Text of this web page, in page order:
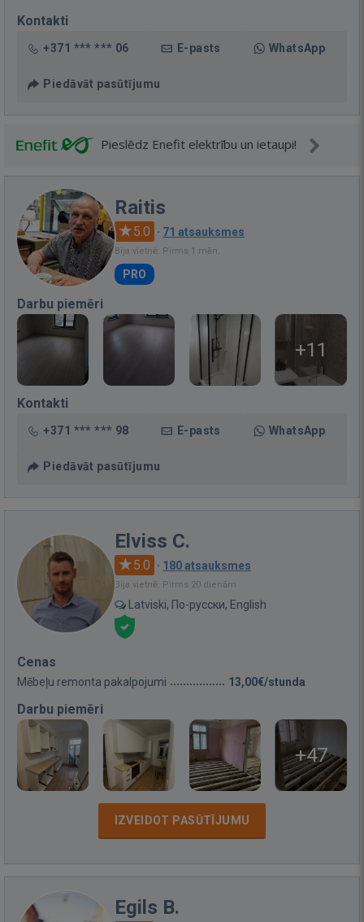
Kontakti
+371 *** *** 06 E-pasts WhatsApp
Piedāvāt pasūtījumu
Pieslēdz Enefit elektrību un ietaupi!
Raitis
5.0 · 71 atsauksmes
Bija vietnē: Pirms 1 mēn.
PRO
Darbu piemēri
+11
Kontakti
+371 *** *** 98 E-pasts WhatsApp
Piedāvāt pasūtījumu
Elviss C.
5.0 · 180 atsauksmes
Bija vietnē: Pirms 20 dienām
Latviski, По-русски, English
Cenas
Mēbeļu remonta pakalpojumi 13,00€/stunda
Darbu piemēri
+47
IZVEIDOT PASŪTĪJUMU
Egils B.